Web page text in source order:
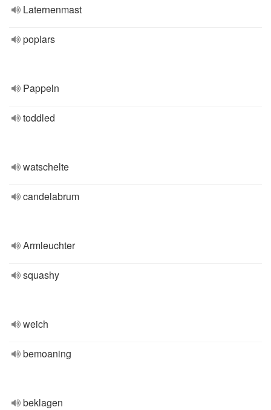
Laternenmast
poplars
Pappeln
toddled
watschelte
candelabrum
Armleuchter
squashy
weich
bemoaning
beklagen